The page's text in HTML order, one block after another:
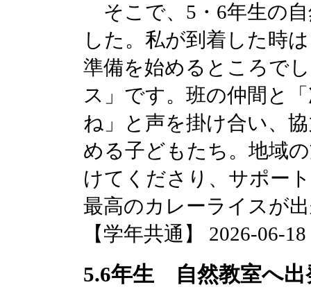
そこで、5・6年生の
した。私が到着した時
準備を始めるところで
ス」です。班の仲間と
ね」と声を掛け合い、
める子どもたち。地域
けてくださり、サポー
最高のカレーライスが
【学年共通】 2026-06-
5.6年生 自然教室へ出